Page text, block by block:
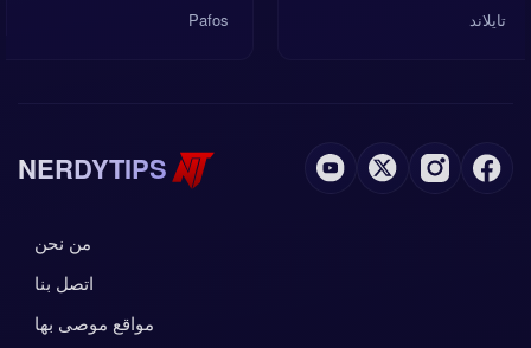
تايلاند
Pafos
NERDYTIPS
من نحن
اتصل بنا
مواقع موصى بها